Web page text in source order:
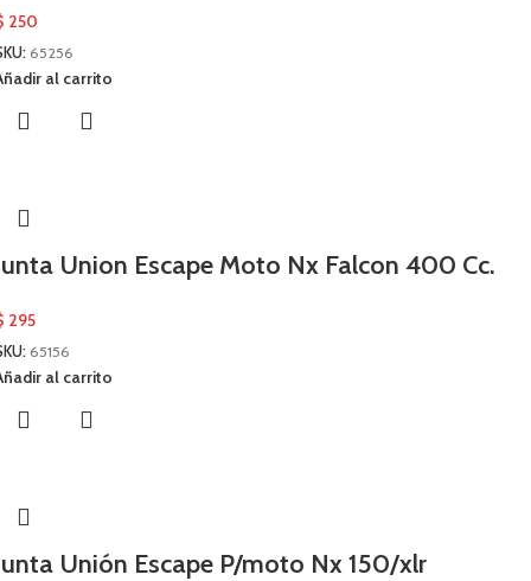
250
65256
al carrito
Union Escape Moto Nx Falcon 400 Cc.
295
65156
al carrito
Unión Escape P/moto Nx 150/xlr